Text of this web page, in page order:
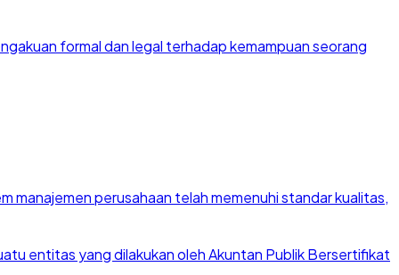
formal dan legal terhadap kemampuan seorang
perusahaan telah memenuhi standar kualitas,
entitas yang dilakukan oleh Akuntan Publik Bersertifikat